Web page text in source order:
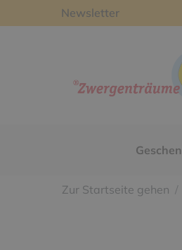
Newsletter
Zur Startseite gehen